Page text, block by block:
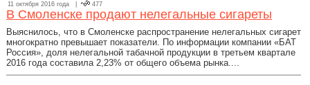
11 октября 2016 года | 477
В Смоленске продают нелегальные сигареты
Выяснилось, что в Смоленске распространение нелегальных сигарет
многократно превышает показатели. По информации компании «БАТ
Россия», доля нелегальной табачной продукции в третьем квартале
2016 года составила 2,23% от общего объема рынка....